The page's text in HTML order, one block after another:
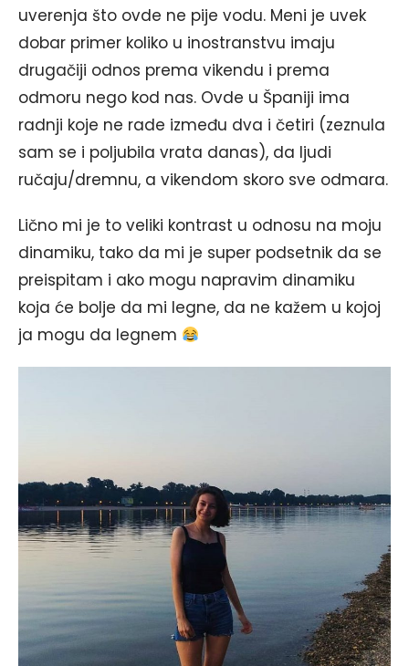
uverenja što ovde ne pije vodu. Meni je uvek
dobar primer koliko u inostranstvu imaju
drugačiji odnos prema vikendu i prema
odmoru nego kod nas. Ovde u Španiji ima
radnji koje ne rade između dva i četiri (zeznula
sam se i poljubila vrata danas), da ljudi
ručaju/dremnu, a vikendom skoro sve odmara.
Lično mi je to veliki kontrast u odnosu na moju
dinamiku, tako da mi je super podsetnik da se
preispitam i ako mogu napravim dinamiku
koja će bolje da mi legne, da ne kažem u kojoj
ja mogu da legnem